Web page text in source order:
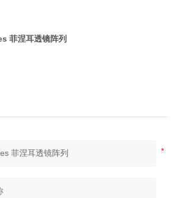
菲涅耳透镜阵列